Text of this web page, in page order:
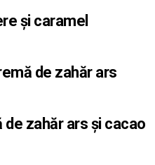
și caramel
de zahăr ars
zahăr ars și cacao